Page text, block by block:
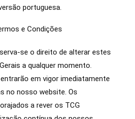
portuguesa.
e Condições
se o direito de alterar estes
a qualquer momento.
em vigor imediatamente
no nosso website. Os
a rever os TCG